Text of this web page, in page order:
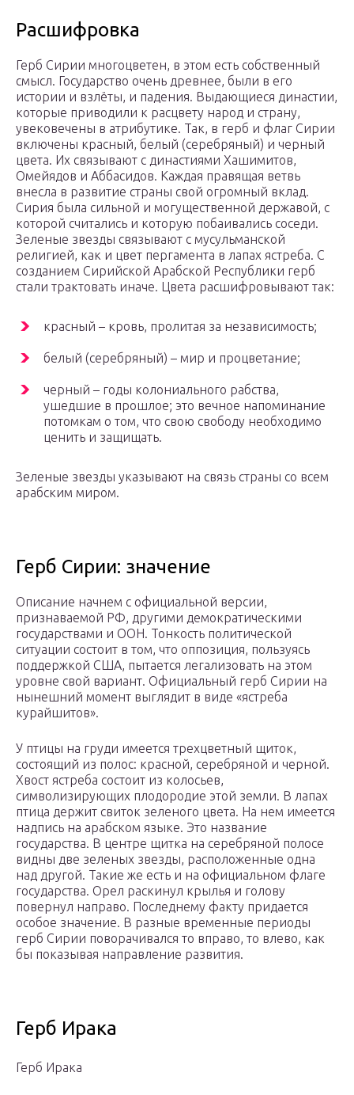
Расшифровка
Герб Сирии многоцветен, в этом есть собственный
смысл. Государство очень древнее, были в его
истории и взлёты, и падения. Выдающиеся династии,
которые приводили к расцвету народ и страну,
увековечены в атрибутике. Так, в герб и флаг Сирии
включены красный, белый (серебряный) и черный
цвета. Их связывают с династиями Хашимитов,
Омейядов и Аббасидов. Каждая правящая ветвь
внесла в развитие страны свой огромный вклад.
Сирия была сильной и могущественной державой, с
которой считались и которую побаивались соседи.
Зеленые звезды связывают с мусульманской
религией, как и цвет пергамента в лапах ястреба. С
созданием Сирийской Арабской Республики герб
стали трактовать иначе. Цвета расшифровывают так:
красный – кровь, пролитая за независимость;
белый (серебряный) – мир и процветание;
черный – годы колониального рабства,
ушедшие в прошлое; это вечное напоминание
потомкам о том, что свою свободу необходимо
ценить и защищать.
Зеленые звезды указывают на связь страны со всем
арабским миром.
Герб Сирии: значение
Описание начнем с официальной версии,
признаваемой РФ, другими демократическими
государствами и ООН. Тонкость политической
ситуации состоит в том, что оппозиция, пользуясь
поддержкой США, пытается легализовать на этом
уровне свой вариант. Официальный герб Сирии на
нынешний момент выглядит в виде «ястреба
курайшитов».
У птицы на груди имеется трехцветный щиток,
состоящий из полос: красной, серебряной и черной.
Хвост ястреба состоит из колосьев,
символизирующих плодородие этой земли. В лапах
птица держит свиток зеленого цвета. На нем имеется
надпись на арабском языке. Это название
государства. В центре щитка на серебряной полосе
видны две зеленых звезды, расположенные одна
над другой. Такие же есть и на официальном флаге
государства. Орел раскинул крылья и голову
повернул направо. Последнему факту придается
особое значение. В разные временные периоды
герб Сирии поворачивался то вправо, то влево, как
бы показывая направление развития.
Герб Ирака
Герб Ирака